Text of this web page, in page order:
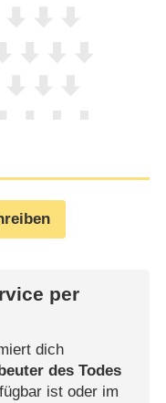
per
dich
des Todes
ist oder im